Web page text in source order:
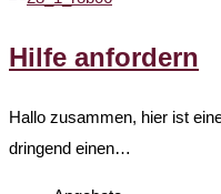
Hilfe anfordern
Hallo zusammen, hier ist
dringend einen…